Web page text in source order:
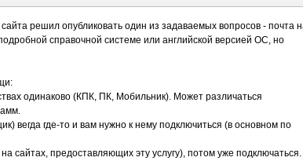
решил опубликовать один из задаваемых вопросов - почта
справочной системе или английской версией ОС, но
одинаково (КПК, ПК, Мобильник). Может различаться
вегда где-то и вам нужно к нему подключиться (в основном по
сайтах, предоставляющих эту услугу), потом уже подключаться.